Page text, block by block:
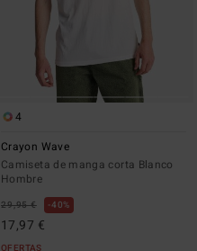
4
Crayon Wave
Camiseta de manga corta Blanco
Hombre
29,95 € 40%
17,97 €